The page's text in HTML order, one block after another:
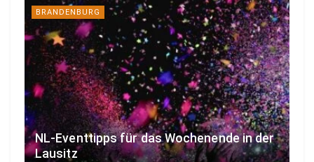
BRANDENBURG
NL-Eventtipps für das Wochenende in der
Lausitz